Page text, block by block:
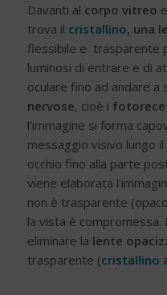
Davanti al corpo vitreo
trova il cristallino, una
flessibile e trasparente
luminosi di entrare e di
oculare fino ad andare a
nervose, cioè i
l’immagine si forma
messaggio visivo lungo il
occhio fino alla parte
viene elaborata
non è trasparente
la vista è compromessa.
eliminare la lente
trasparente (cristallino